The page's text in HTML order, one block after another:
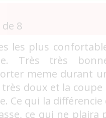
8
les plus
Très très
meme durant
doux et la
Ce qui la différencie
ce qui ne plaira